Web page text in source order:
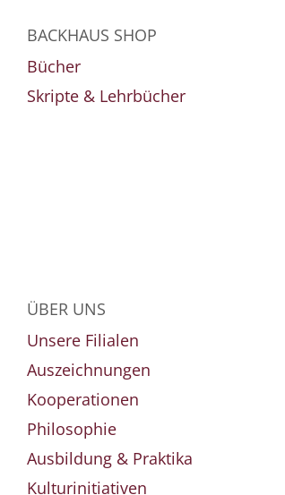
BACKHAUS SHOP
Bücher
Skripte & Lehrbücher
ÜBER UNS
Unsere Filialen
Auszeichnungen
Kooperationen
Philosophie
Ausbildung & Praktika
Kulturinitiativen